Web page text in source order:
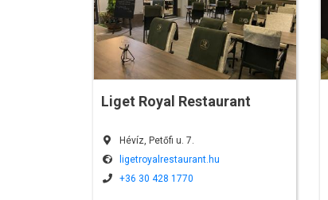
Liget Royal Restaurant
Hévíz, Petőfi u. 7.
ligetroyalrestaurant.hu
+36 30 428 1770